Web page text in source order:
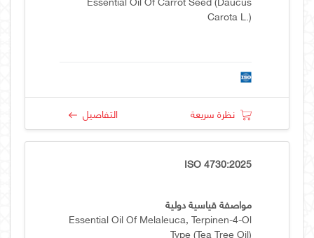
Carota L.)
نظرة سريعة التفاصيل
ISO 4730:2025
مواصفة قياسية دولية
Essential Oil Of Melaleuca, Terpinen-4-Ol
Type (tea Tree Oil)